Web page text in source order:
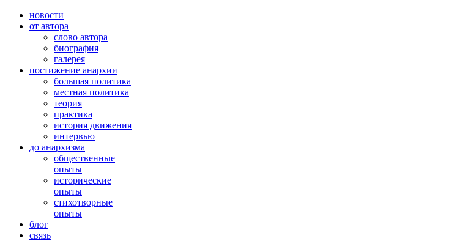
новости
от автора
слово автора
биография
галерея
постижение анархии
большая политика
местная политика
теория
практика
история движения
интервью
до анархизма
общественные
опыты
исторические
опыты
стихотворные
опыты
блог
связь